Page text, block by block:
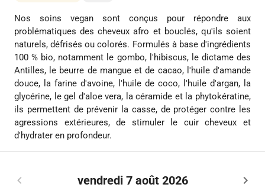
Nos soins vegan sont conçus pour répondre aux
problématiques des cheveux afro et bouclés, qu'ils soient
naturels, défrisés ou colorés. Formulés à base d'ingrédients
100 % bio, notamment le gombo, l'hibiscus, le dictame des
Antilles, le beurre de mangue et de cacao, l'huile d'amande
douce, la farine d'avoine, l'huile de coco, l'huile d'argan, la
glycérine, le gel d'aloe vera, la céramide et la phytokératine,
ils permettent de prévenir la casse, de protéger contre les
agressions extérieures, de stimuler le cuir cheveux et
d'hydrater en profondeur.
vendredi 7 août 2026